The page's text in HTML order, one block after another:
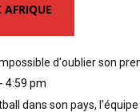
AFRIQUE
d'oublier son
4:59 pm
dans son pays,